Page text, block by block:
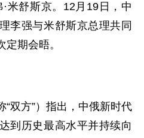
米舒斯京。12月19日，中
李强与米舒斯京总理共同
期会晤。
“双方”）指出，中俄新时代
到历史最高水平并持续向